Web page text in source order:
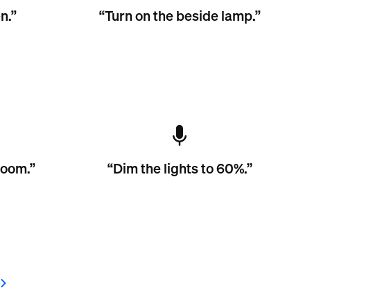
“Turn on the beside lamp.”
“Dim the lights to 60%.”